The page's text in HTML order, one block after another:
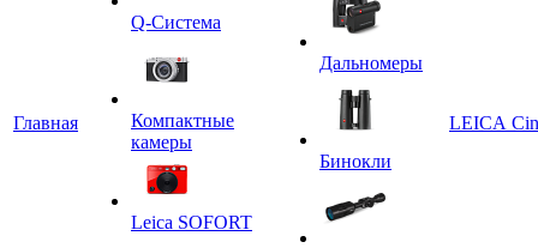
Главная
Q-Cистема
Компактные
камеры
Leica SOFORT
Дальномеры
Бинокли
LEICA